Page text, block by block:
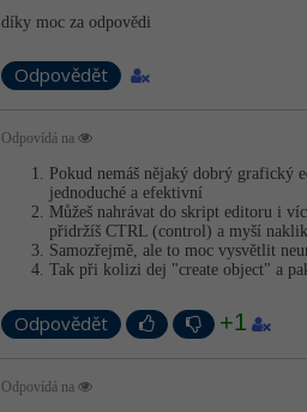
díky moc za odpovědi
Odpovědět
Odpovídá na
Pokud nemáš nějaký dobrý grafický
jednoduché a efektivní
Můžeš nahrávat do skript editoru i
přidržíš CTRL (control) a myší
Samozřejmě, ale to moc vysvětlit
Tak při kolizi dej "create object" a
Odpovědět +1
Odpovídá na